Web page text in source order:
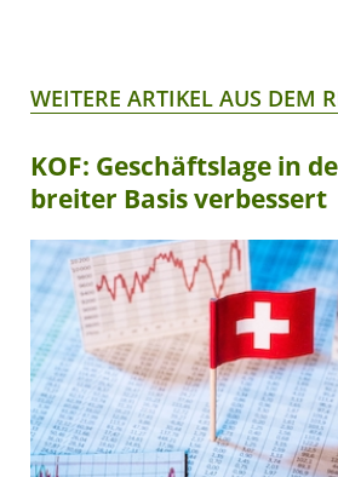
WEITERE ARTIKEL AUS DEM
KOF: Geschäftslage in
breiter Basis verbessert